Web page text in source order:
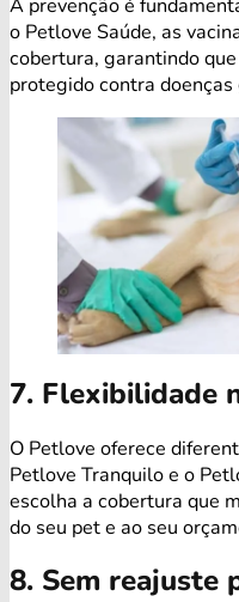
A prevenção é
o Petlove Saúde, as
cobertura, garantindo
protegido contra doenças
7. Flexibilidade
O Petlove oferece
Petlove Tranquilo e o
escolha a cobertura que
do seu pet e ao seu
8. Sem reajuste